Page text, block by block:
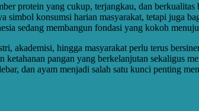
protein yang cukup, terjangkau, dan
konsumsi harian masyarakat, tetapi juga
sedang membangun fondasi yang kokoh
akademisi, hingga masyarakat perlu terus
pangan yang berkelanjutan sekaligus
dan ayam menjadi salah satu kunci penting